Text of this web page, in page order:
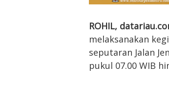
ROHIL,
melaksanakan
seputaran Jalan
pukul 07.00 WIB